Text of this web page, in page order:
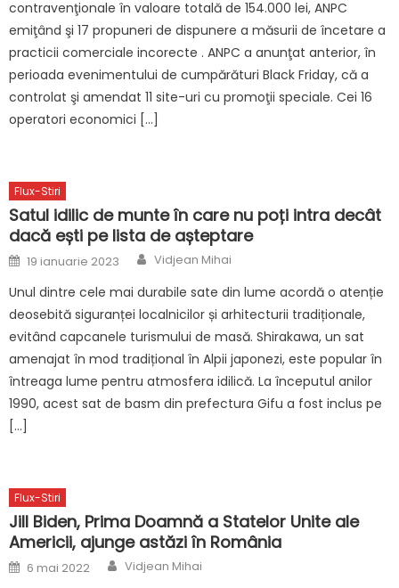
contravenţionale în valoare totală de 154.000 lei, ANPC
emiţând şi 17 propuneri de dispunere a măsurii de încetare a
practicii comerciale incorecte . ANPC a anunţat anterior, în
perioada evenimentului de cumpărături Black Friday, că a
controlat şi amendat 11 site-uri cu promoţii speciale. Cei 16
operatori economici […]
Flux-Stiri
Satul idilic de munte în care nu poți intra decât
dacă ești pe lista de așteptare
Posted
on
19 ianuarie 2023 Author
Vidjean Mihai
Unul dintre cele mai durabile sate din lume acordă o atenție
deosebită siguranței localnicilor și arhitecturii tradiționale,
evitând capcanele turismului de masă. Shirakawa, un sat
amenajat în mod tradițional în Alpii japonezi, este popular în
întreaga lume pentru atmosfera idilică. La începutul anilor
1990, acest sat de basm din prefectura Gifu a fost inclus pe
[…]
Flux-Stiri
Jill Biden, Prima Doamnă a Statelor Unite ale
Americii, ajunge astăzi în România
Posted
on
6 mai 2022 Author
Vidjean Mihai